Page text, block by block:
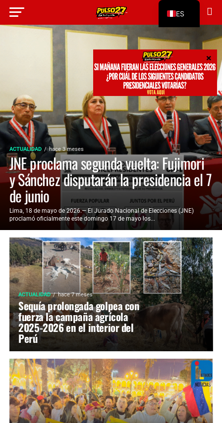
ACTUALIDAD hace 3 meses
JNE proclama segunda vuelta: Fujimori
y Sánchez disputarán la presidencia el 7
de junio
Lima, 18 de mayo de 2026.— El Jurado Nacional de Elecciones (JNE)
proclamó oficialmente este domingo 17 de mayo los...
ACTUALIDAD hace 7 meses
Sequía prolongada golpea con
fuerza la campaña agrícola
2025-2026 en el interior del
Perú
ES
EN